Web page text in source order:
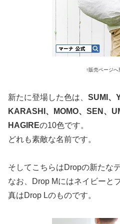
↑販売ページへ
新たに登場した色は、 SUMI、
KARASHI、MOMO、SEN、
HAGIREの10色です。
どれも素敵な名前です。
そしてこちらはDropの新たな
なお、Drop Mにはネイビーと
真はDrop Lのものです。